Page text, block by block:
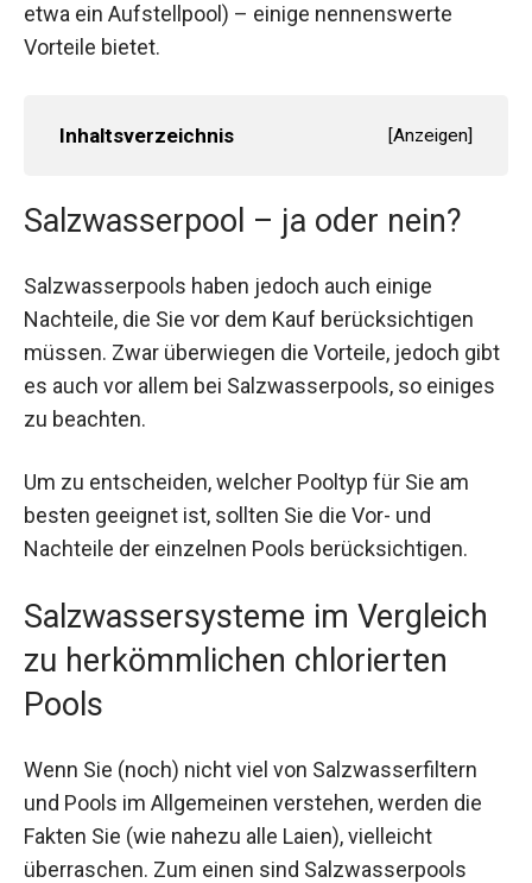
etwa ein Aufstellpool) – einige nennenswerte
Vorteile bietet.
Inhaltsverzeichnis [Anzeigen]
Salzwasserpool – ja oder nein?
Salzwasserpools haben jedoch auch einige
Nachteile, die Sie vor dem Kauf berücksichtigen
müssen. Zwar überwiegen die Vorteile, jedoch gibt
es auch vor allem bei Salzwasserpools, so einiges
zu beachten.
Um zu entscheiden, welcher Pooltyp für Sie am
besten geeignet ist, sollten Sie die Vor- und
Nachteile der einzelnen Pools berücksichtigen.
Salzwassersysteme im Vergleich
zu herkömmlichen chlorierten
Pools
Wenn Sie (noch) nicht viel von Salzwasserfiltern
und Pools im Allgemeinen verstehen, werden die
Fakten Sie (wie nahezu alle Laien), vielleicht
überraschen. Zum einen sind Salzwasserpools